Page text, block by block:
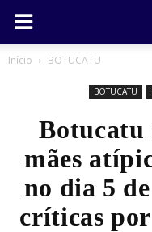
Início BOTUCATU
BOTUCATU
Botucatu
mães
no dia 5
críticas